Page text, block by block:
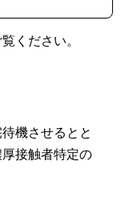
ください。
機させるとと
接触者特定の